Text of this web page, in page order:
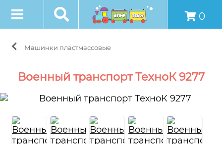
0
Машинки пластмассовые
Военный транспорт ТехноК 9277